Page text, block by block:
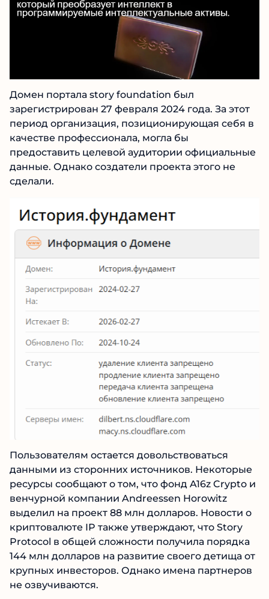
Домен портала story foundation был
зарегистрирован 27 февраля 2024 года. За
этот период организация, позиционирующая
себя в качестве профессионала, могла бы
предоставить целевой аудитории
официальные данные. Однако создатели
проекта этого не сделали.
данными из сторонних источников.
Некоторые ресурсы сообщают о том, что фонд
A16z Crypto и венчурной компании Andreessen
Horowitz выделил на проект 88 млн долларов.
Новости о криптовалюте IP также утверждают,
что Story Protocol в общей сложности
получила порядка 144 млн долларов на
развитие своего детища от крупных
инвесторов. Однако имена партнеров не
озвучиваются.
№1 В РЕЙТИНГЕ
Рекомендованэкспертами Tehnoobzor
довольных клиентов.
Читать обзор